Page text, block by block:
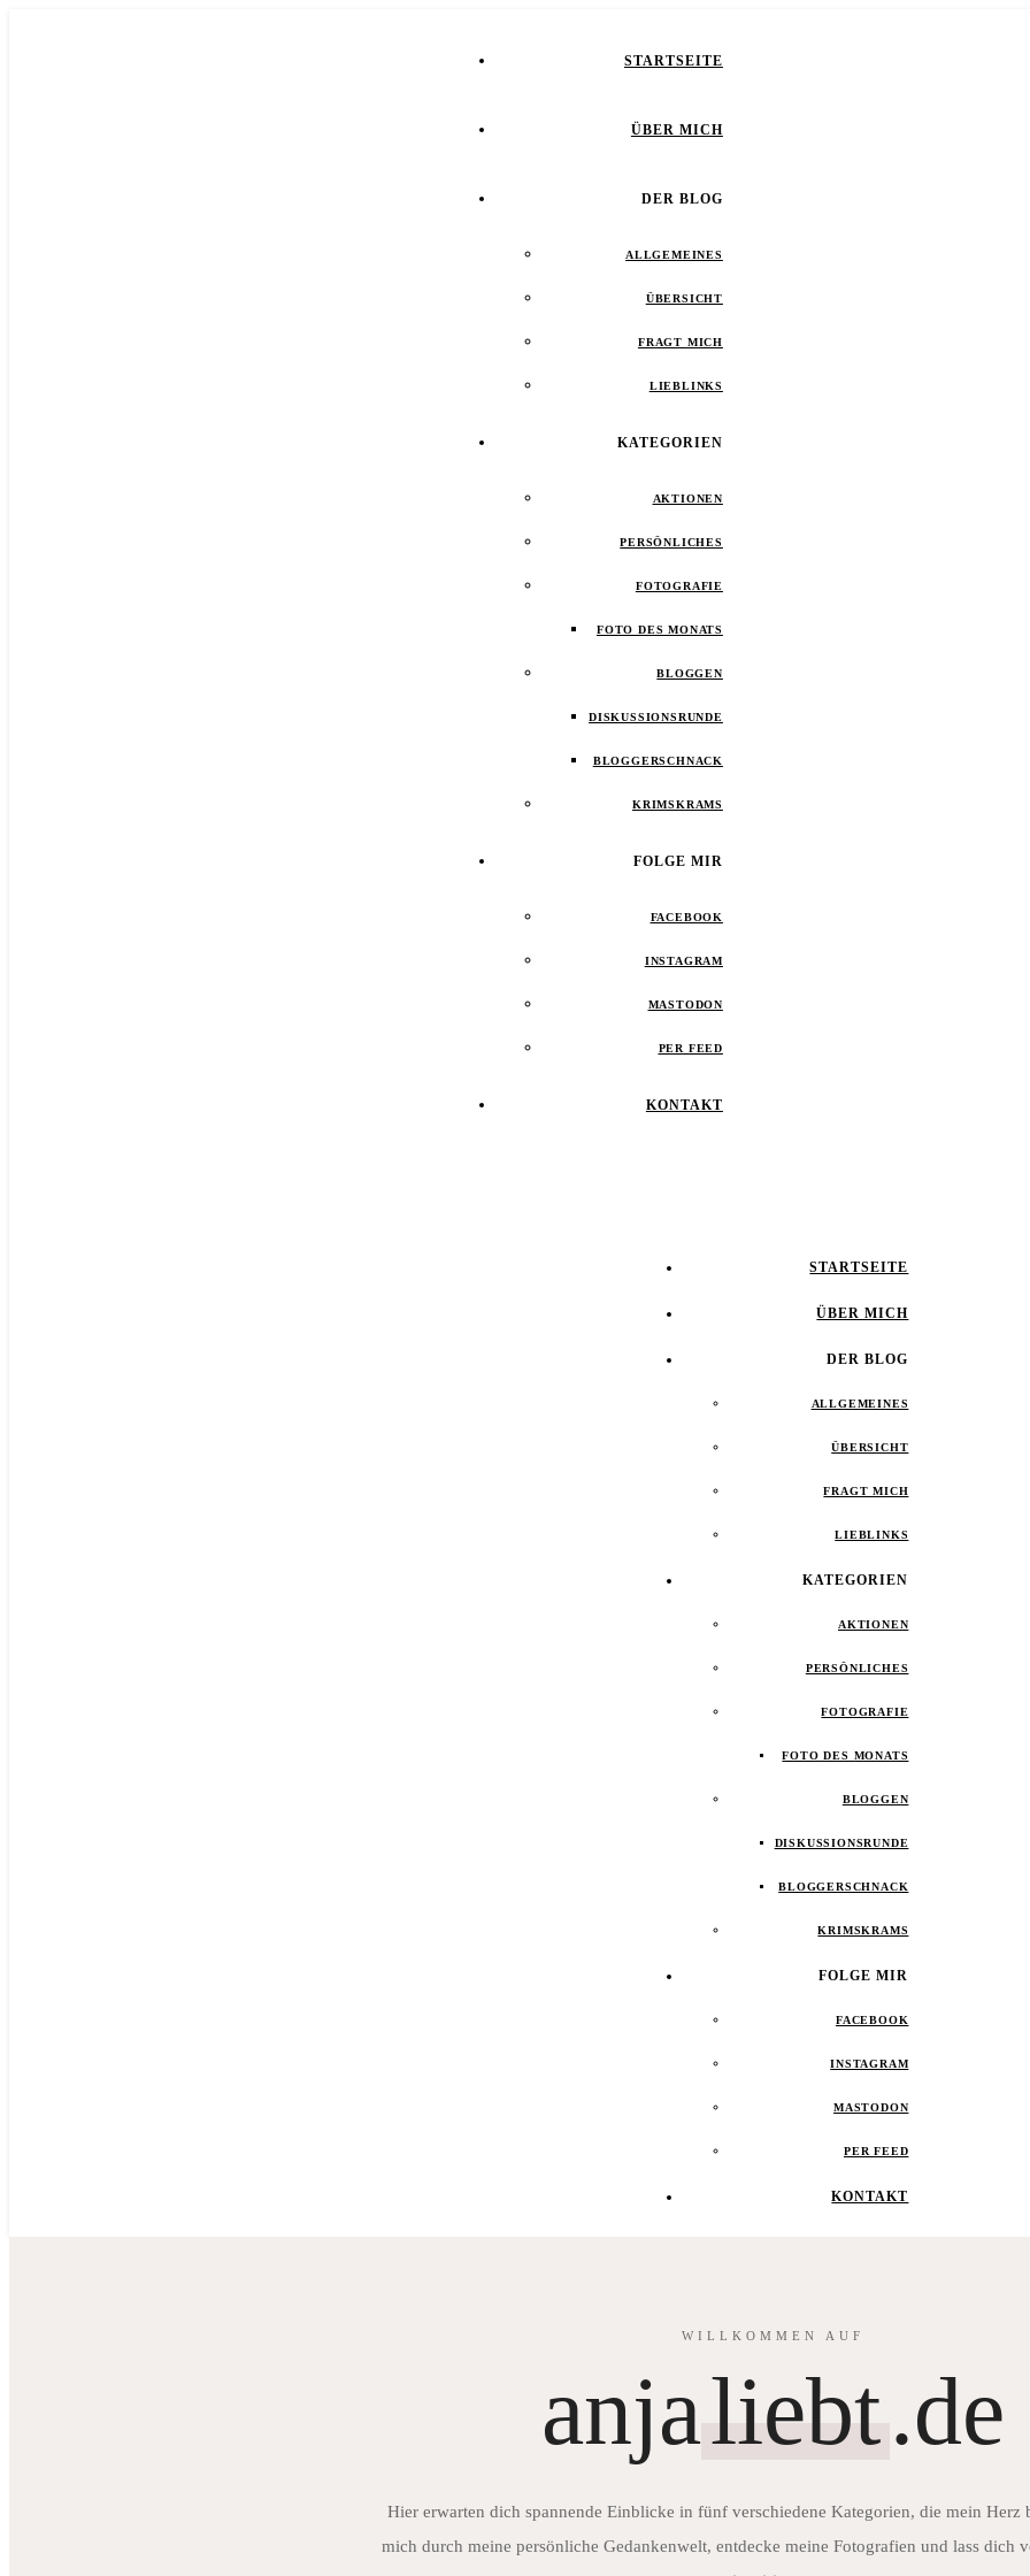
STARTSEITE
ÜBER MICH
DER BLOG
ALLGEMEINES
ÜBERSICHT
FRAGT MICH
LIEBLINKS
KATEGORIEN
AKTIONEN
PERSÖNLICHES
FOTOGRAFIE
FOTO DES MONATS
BLOGGEN
DISKUSSIONSRUNDE
BLOGGERSCHNACK
KRIMSKRAMS
FOLGE MIR
FACEBOOK
INSTAGRAM
MASTODON
PER FEED
KONTAKT
STARTSEITE
ÜBER MICH
DER BLOG
ALLGEMEINES
ÜBERSICHT
FRAGT MICH
LIEBLINKS
KATEGORIEN
AKTIONEN
PERSÖNLICHES
FOTOGRAFIE
FOTO DES MONATS
BLOGGEN
DISKUSSIONSRUNDE
BLOGGERSCHNACK
KRIMSKRAMS
FOLGE MIR
FACEBOOK
INSTAGRAM
MASTODON
PER FEED
KONTAKT
WILLKOMMEN AUF
anjaliebt.de
Hier erwarten dich spannende Einblicke in fünf verschiedene Kategorien, die mein Herz
mich durch meine persönliche Gedankenwelt, entdecke meine Fotografien und lass dich